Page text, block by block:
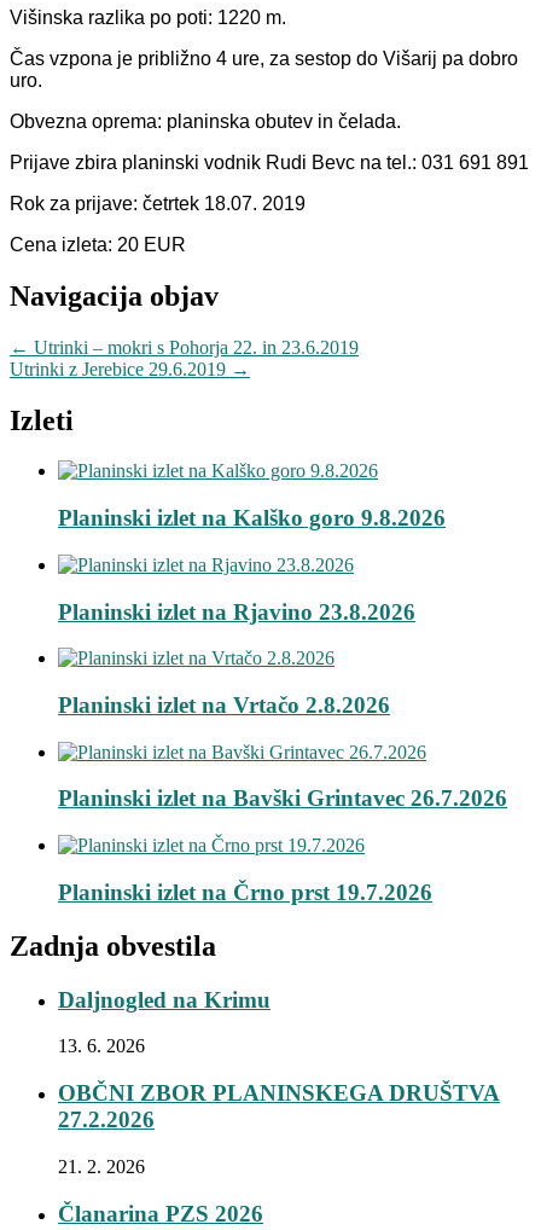
Višinska razlika po poti: 1220 m.
Čas vzpona je približno 4 ure, za sestop do Višarij pa dobro
uro.
Obvezna oprema: planinska obutev in čelada.
Prijave zbira planinski vodnik Rudi Bevc na tel.: 031 691 891
Rok za prijave: četrtek 18.07. 2019
Cena izleta: 20 EUR
Navigacija objav
← Utrinki – mokri s Pohorja 22. in 23.6.2019
Utrinki z Jerebice 29.6.2019 →
Izleti
Planinski izlet na Kalško goro 9.8.2026
Planinski izlet na Rjavino 23.8.2026
Planinski izlet na Vrtačo 2.8.2026
Planinski izlet na Bavški Grintavec 26.7.2026
Planinski izlet na Črno prst 19.7.2026
Zadnja obvestila
Daljnogled na Krimu
13. 6. 2026
OBČNI ZBOR PLANINSKEGA DRUŠTVA
27.2.2026
21. 2. 2026
Članarina PZS 2026